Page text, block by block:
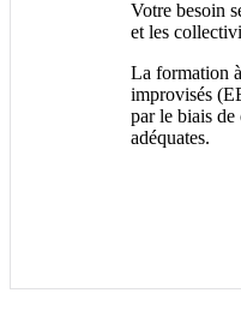
Votre besoin
et les
La formation
improvisés
par le biais de
adéquates.